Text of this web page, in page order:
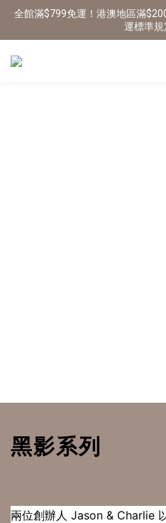
全館滿$799免運！港澳地區滿
運標準
黑影系列
兩位創辦人 Jason & Charlie